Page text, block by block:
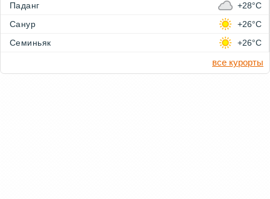
Паданг
+28°C
Санур
+26°C
Семиньяк
+26°C
все курорты